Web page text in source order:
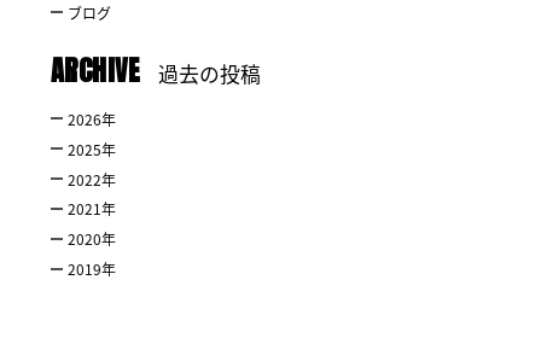
ブログ
ARCHIVE 過去の投稿
2026年
2025年
2022年
2021年
2020年
2019年